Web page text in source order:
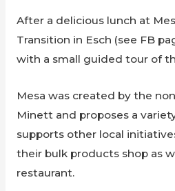
After a delicious lunch at
Transition in Esch (see FB
with a small guided tour of
Mesa was created by the
Minett and proposes a
supports other local
their bulk products shop as
restaurant.